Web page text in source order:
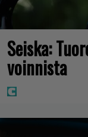
Seiska:
voinnista